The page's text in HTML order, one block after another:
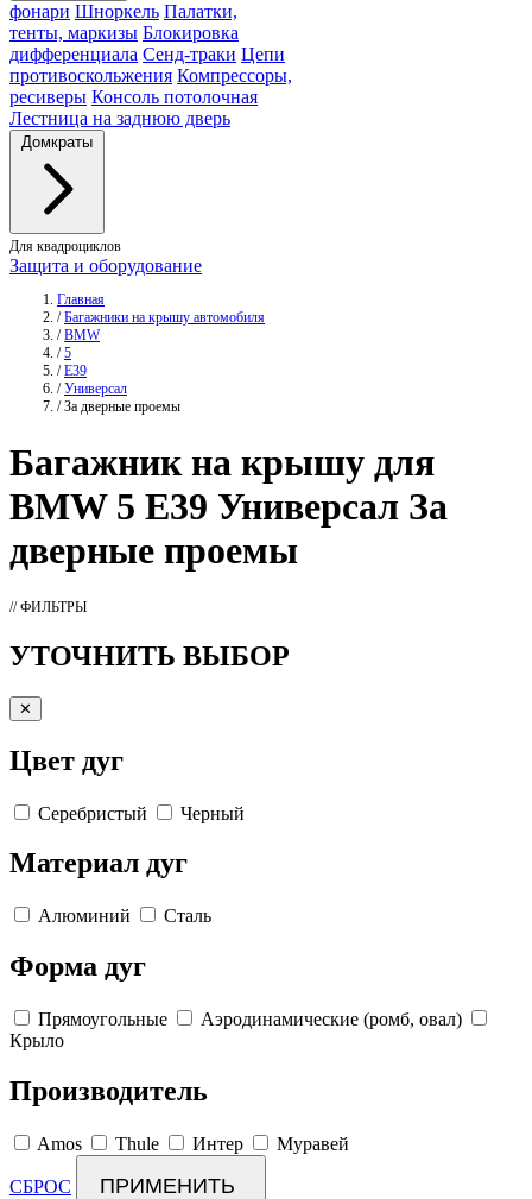
фонари Шноркель Палатки,
тенты, маркизы Блокировка
дифференциала Сенд-траки Цепи
противоскольжения Компрессоры,
ресиверы Консоль потолочная
Лестница на заднюю дверь
Домкраты
Для квадроциклов
Защита и оборудование
Главная
/ Багажники на крышу автомобиля
/ BMW
/ 5
/ E39
/ Универсал
/ За дверные проемы
Багажникна крышу для
BMW 5 E39 Универсал За
дверные проемы
// ФИЛЬТРЫ
УТОЧНИТЬ ВЫБОР
✕
Цвет дуг
Серебристый Черный
Материал дуг
Алюминий Сталь
Форма дуг
Прямоугольные
Аэродинамические (ромб, овал)
Крыло
Производитель
Amos Thule Интер Муравей
СБРОС ПРИМЕНИТЬ